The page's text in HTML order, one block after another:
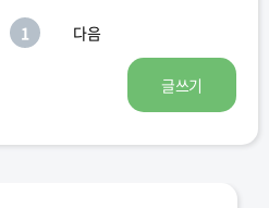
1 다음
글쓰기